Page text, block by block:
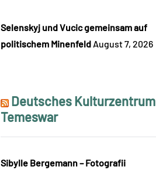
Selenskyj und Vucic gemeinsam auf
politischem Minenfeld August 7, 2026
Deutsches Kulturzentrum
Temeswar
Sibylle Bergemann – Fotografii